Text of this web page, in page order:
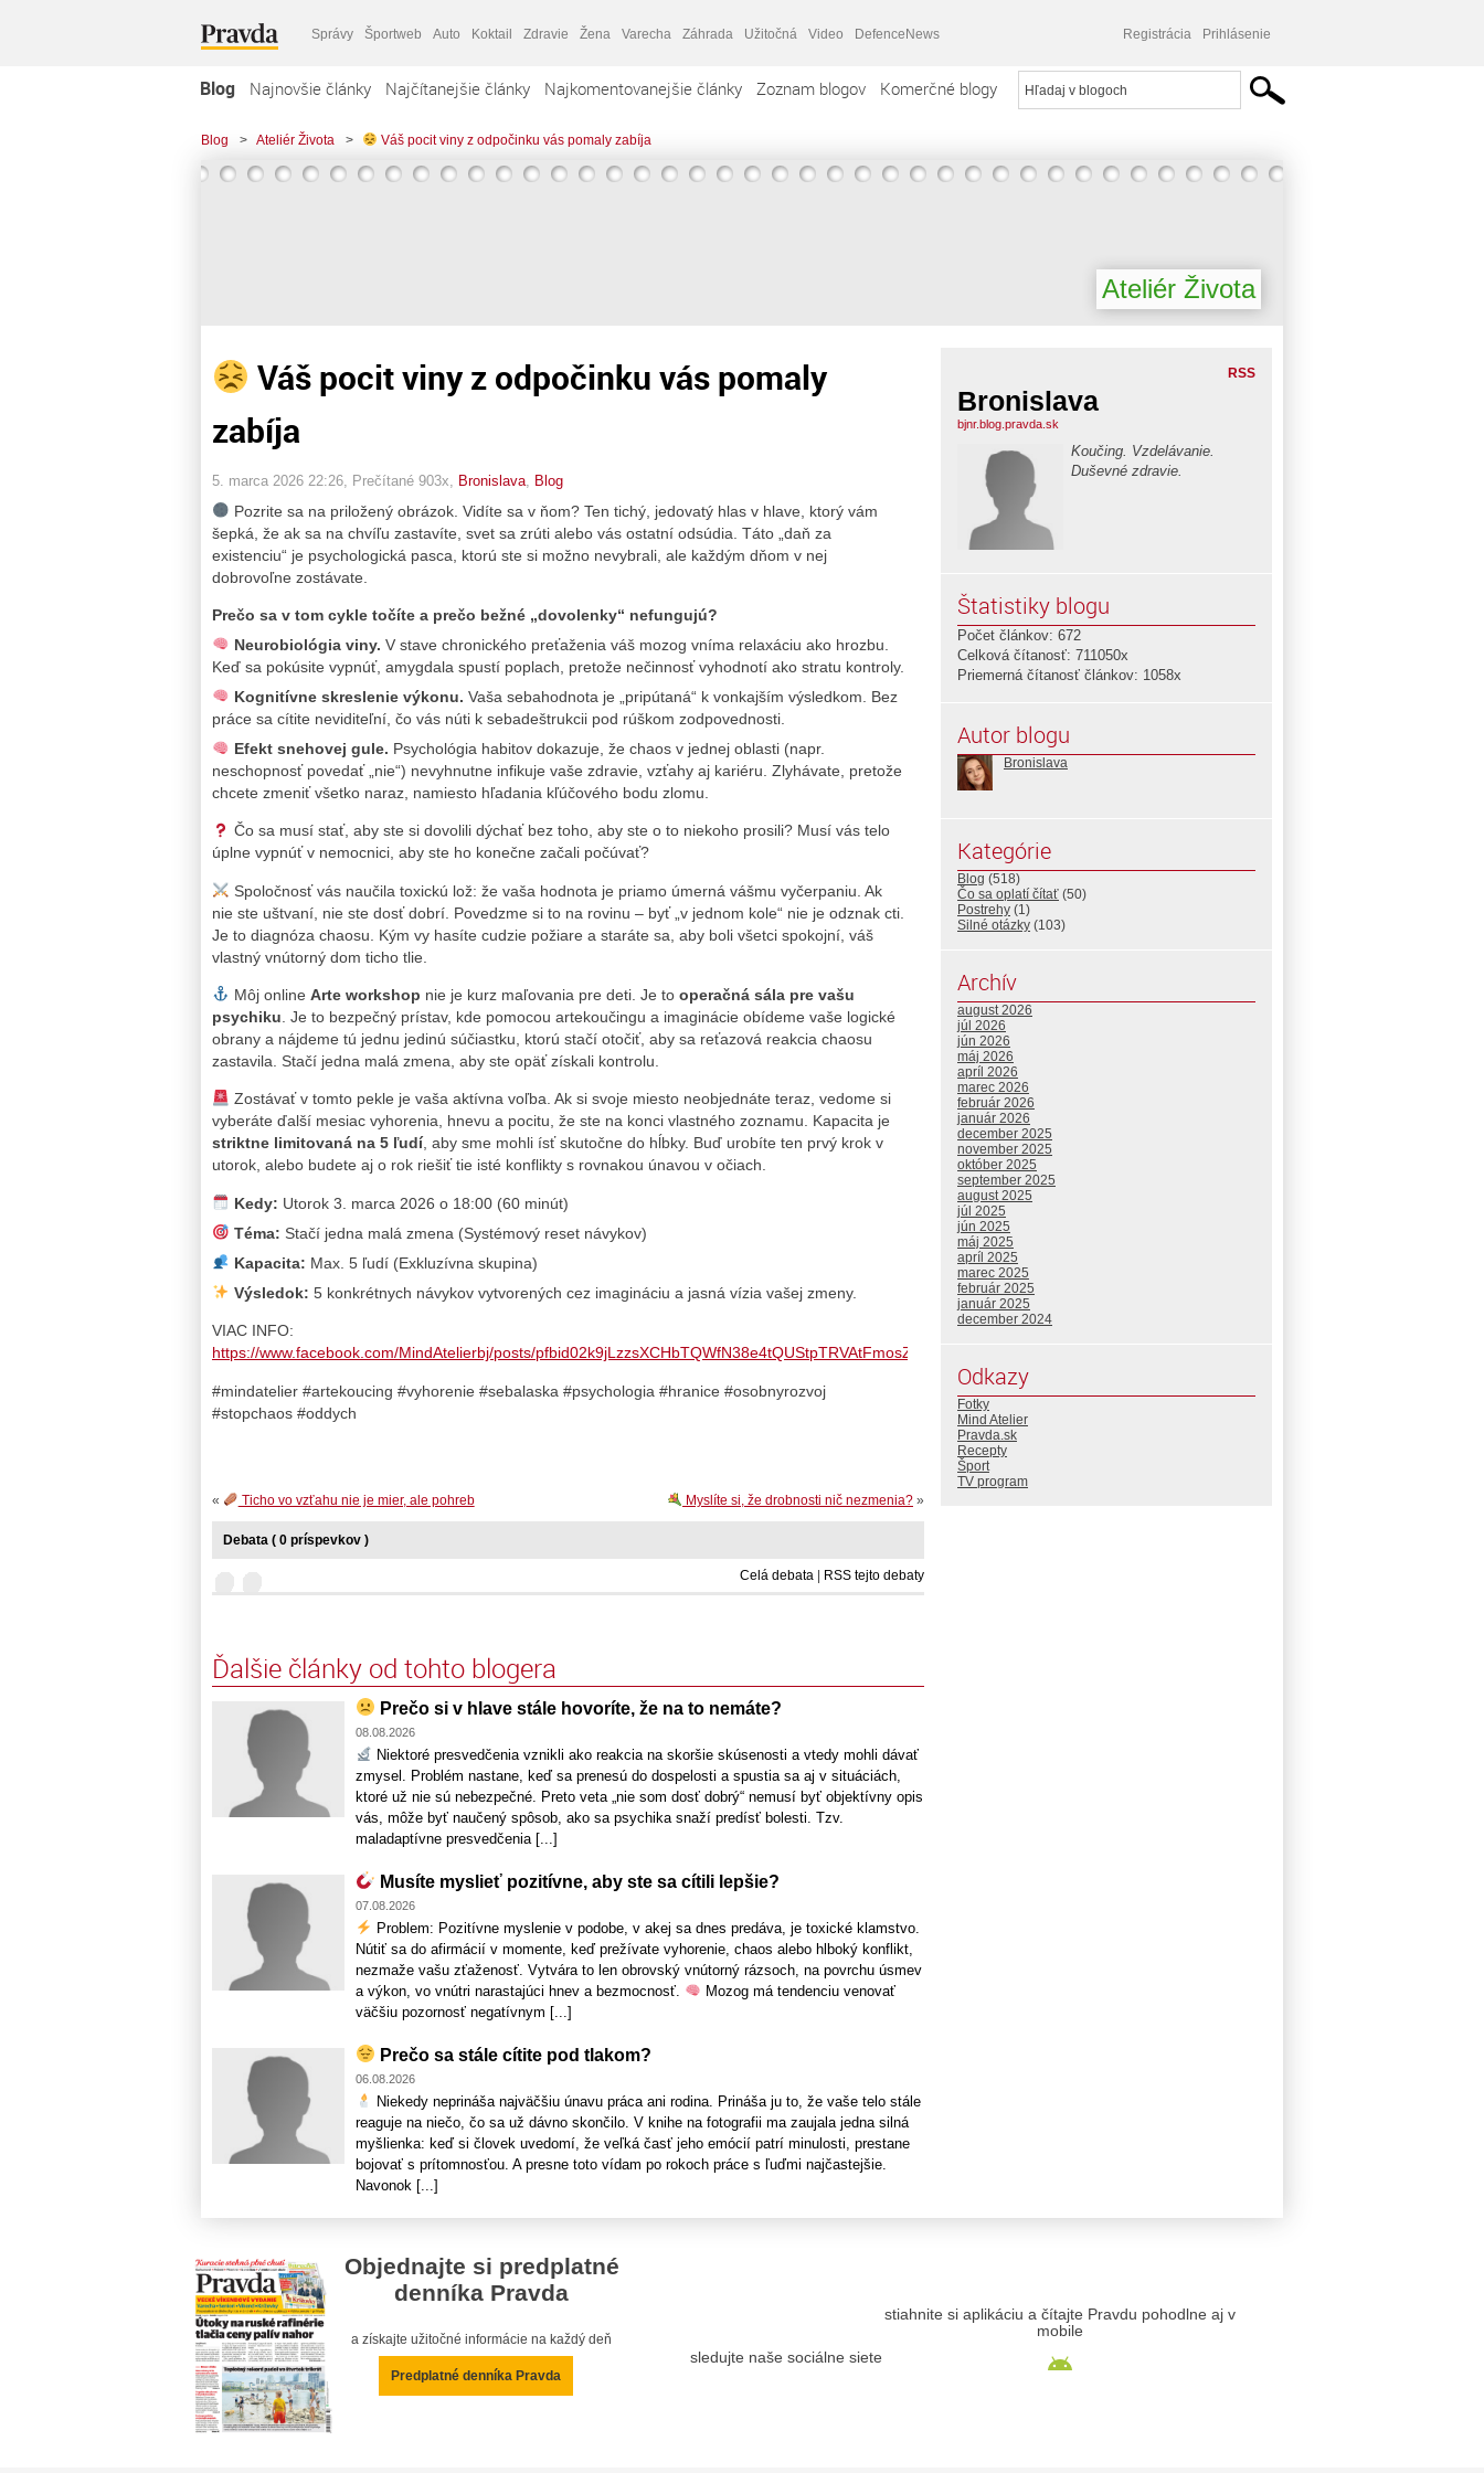
Správy Športweb Auto Koktail Zdravie Žena Varecha Záhrada Užitočná Video DefenceNews Registrácia Prihlásenie
Blog Najnovšie články Najčítanejšie články Najkomentovanejšie články Zoznam blogov Komerčné blogy
Blog > Ateliér Života > Váš pocit viny z odpočinku vás pomaly zabíja
Ateliér Života
Váš pocit viny z odpočinku vás pomaly
zabíja
5. marca 2026 22:26 , Prečítané 903x, Bronislava Blog
Pozrite sa na priložený obrázok. Vidíte sa v ňom? Ten tichý, jedovatý hlas v hlave, ktorý vám
šepká, že ak sa na chvíľu zastavíte, svet sa zrúti alebo vás ostatní odsúdia. Táto „daň za
existenciu“ je psychologická pasca, ktorú ste si možno nevybrali, ale každým dňom v nej
dobrovoľne zostávate.
Prečo sa v tom cykle točíte a prečo bežné „dovolenky“ nefungujú?
Neurobiológia viny. V stave chronického preťaženia váš mozog vníma relaxáciu ako hrozbu.
Keď sa pokúsite vypnúť, amygdala spustí poplach, pretože nečinnosť vyhodnotí ako stratu kontroly.
Kognitívne skreslenie výkonu. Vaša sebahodnota je „pripútaná“ k vonkajším výsledkom. Bez
práce sa cítite neviditeľní, čo vás núti k sebadeštrukcii pod rúškom zodpovednosti.
Efekt snehovej gule. Psychológia habitov dokazuje, že chaos v jednej oblasti (napr.
neschopnosť povedať „nie“) nevyhnutne infikuje vaše zdravie, vzťahy aj kariéru. Zlyhávate, pretože
chcete zmeniť všetko naraz, namiesto hľadania kľúčového bodu zlomu.
Čo sa musí stať, aby ste si dovolili dýchať bez toho, aby ste o to niekoho prosili? Musí vás telo
úplne vypnúť v nemocnici, aby ste ho konečne začali počúvať?
Spoločnosť vás naučila toxickú lož: že vaša hodnota je priamo úmerná vášmu vyčerpaniu. Ak
nie ste uštvaní, nie ste dosť dobrí. Povedzme si to na rovinu – byť „v jednom kole“ nie je odznak cti.
Je to diagnóza chaosu. Kým vy hasíte cudzie požiare a staráte sa, aby boli všetci spokojní, váš
vlastný vnútorný dom ticho tlie.
Môj onlineArte workshop nie je kurz maľovania pre deti. Je tooperačná sála pre vašu
psychiku . Je to bezpečný prístav, kde pomocou artekoučingu a imaginácie obídeme vaše logické
obrany a nájdeme tú jednu jedinú súčiastku, ktorú stačí otočiť, aby sa reťazová reakcia chaosu
zastavila. Stačí jedna malá zmena, aby ste opäť získali kontrolu.
Zostávať v tomto pekle je vaša aktívna voľba. Ak si svoje miesto neobjednáte teraz, vedome si
vyberáte ďalší mesiac vyhorenia, hnevu a pocitu, že ste na konci vlastného zoznamu. Kapacita je
striktne limitovaná na 5 ľudí, aby sme mohli ísť skutočne do hĺbky. Buď urobíte ten prvý krok v
utorok, alebo budete aj o rok riešiť tie isté konflikty s rovnakou únavou v očiach.
Kedy: Utorok 3. marca 2026 o 18:00 (60 minút)
Téma: Stačí jedna malá zmena (Systémový reset návykov)
Kapacita: Max. 5 ľudí (Exkluzívna skupina)
Výsledok: 5 konkrétnych návykov vytvorených cez imagináciu a jasná vízia vašej zmeny.
VIAC INFO:
https://www.facebook.com/MindAtelierbj/posts/pfbid02k9jLzzsXCHbTQWfN38e4tQUStpTRVAtFmosZ5j9hHhmupt18o2r6Vcdu5LX11Kpfl
#mindatelier #artekoucing #vyhorenie #sebalaska #psychologia #hranice #osobnyrozvoj
#stopchaos #oddych
Myslíte si, že drobnosti nič nezmenia? »
« Ticho vo vzťahu nie je mier, ale pohreb
Debata ( 0 príspevkov )
Celá debata | RSS tejto debaty
Ďalšie články od tohto blogera
Prečo si v hlave stále hovoríte, že na to nemáte?
08.08.2026
Niektoré presvedčenia vznikli ako reakcia na skoršie skúsenosti a vtedy mohli dávať
zmysel. Problém nastane, keď sa prenesú do dospelosti a spustia sa aj v situáciách,
ktoré už nie sú nebezpečné. Preto veta „nie som dosť dobrý“ nemusí byť objektívny opis
vás, môže byť naučený spôsob, ako sa psychika snaží predísť bolesti. Tzv.
maladaptívne presvedčenia [...]
Musíte myslieť pozitívne, aby ste sa cítili lepšie?
07.08.2026
Problem: Pozitívne myslenie v podobe, v akej sa dnes predáva, je toxické klamstvo.
Nútiť sa do afirmácií v momente, keď prežívate vyhorenie, chaos alebo hlboký konflikt,
nezmaže vašu zťaženosť. Vytvára to len obrovský vnútorný rázsoch, na povrchu úsmev
a výkon, vo vnútri narastajúci hnev a bezmocnosť.
Mozog má tendenciu venovať
väčšiu pozornosť negatívnym [...]
Prečo sa stále cítite pod tlakom?
06.08.2026
Niekedy neprináša najväčšiu únavu práca ani rodina. Prináša ju to, že vaše telo stále
reaguje na niečo, čo sa už dávno skončilo. V knihe na fotografii ma zaujala jedna silná
myšlienka: keď si človek uvedomí, že veľká časť jeho emócií patrí minulosti, prestane
bojovať s prítomnosťou. A presne toto vídam po rokoch práce s ľuďmi najčastejšie.
Navonok [...]
RSS
Bronislava
bjnr.blog.pravda.sk
Koučing. Vzdelávanie.
Duševné zdravie.
Štatistiky blogu
Počet článkov: 672
Celková čítanosť: 711050x
Priemerná čítanosť článkov: 1058x
Autor blogu
Bronislava
Kategórie
Blog (518)
Čo sa oplatí čítať (50)
Postrehy (1)
Silné otázky (103)
Archív
august 2026
júl 2026
jún 2026
máj 2026
apríl 2026
marec 2026
február 2026
január 2026
december 2025
november 2025
október 2025
september 2025
august 2025
júl 2025
jún 2025
máj 2025
apríl 2025
marec 2025
február 2025
január 2025
december 2024
Odkazy
Fotky
Mind Atelier
Pravda.sk
Recepty
Šport
TV program
Objednajte si predplatné
denníka Pravda
a získajte užitočné informácie na každý deň
Predplatné denníka Pravda
sledujte naše sociálne siete
stiahnite si aplikáciu a čítajte Pravdu pohodlne aj v
mobile